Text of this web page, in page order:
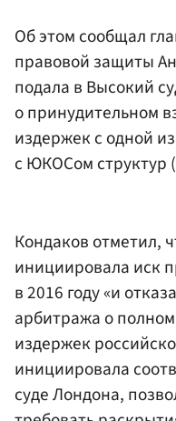
Об этом сообщал
правовой защиты
подала в Высокий
о принудительном
издержек с одной
с ЮКОСом структур
Кондаков отметил,
инициировала иск
в 2016 году «и
арбитража о
издержек
инициировала
суде Лондона,